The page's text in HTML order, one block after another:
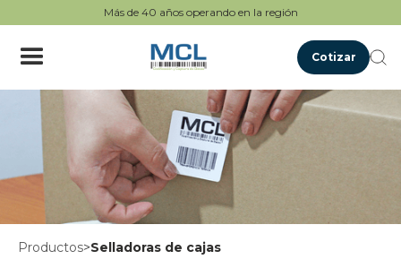
Más de 40 años operando en la región
Cotizar
Productos>Selladoras de cajas